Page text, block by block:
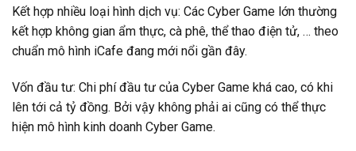
Kết hợp nhiều loại hình dịch vụ: Các Cyber Game lớn thường
kết hợp không gian ẩm thực, cà phê, thể thao điện tử, … theo
chuẩn mô hình iCafe đang mới nổi gần đây.
Vốn đầu tư: Chi phí đầu tư của Cyber Game khá cao, có khi
lên tới cả tỷ đồng. Bởi vậy không phải ai cũng có thể thực
hiện mô hình kinh doanh Cyber Game.